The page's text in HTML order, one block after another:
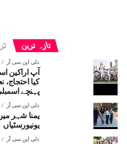
تازہ ترین
دلی این سی آر
آپ اراکین
کیا
پہنچے اسمبلی،
دلی این سی آر
یونیورسٹیاں
دلی این سی آر